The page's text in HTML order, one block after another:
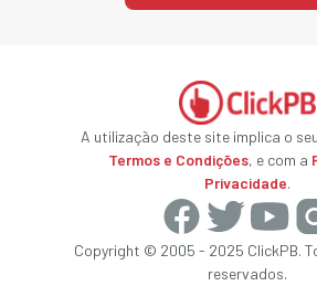
A utilização deste site implica o
Termos e Condições, e com a
Privacidade.
Copyright © 2005 - 2025 ClickPB.
reservados.